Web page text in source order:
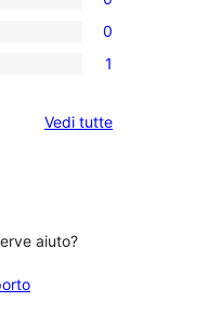
0
1
Vedi tuttele
aiuto?